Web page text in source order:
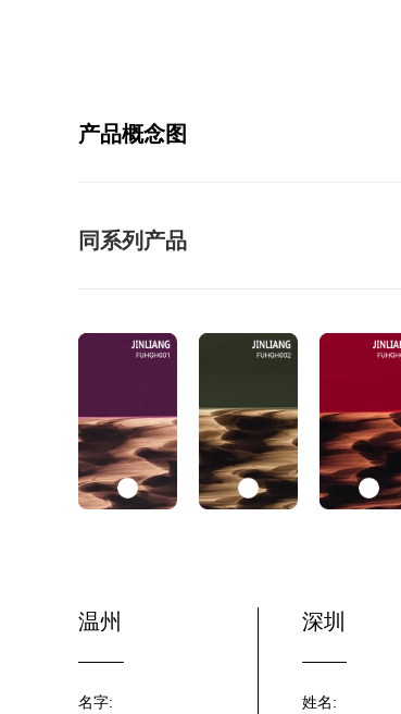
产品概念图
同系列产品
温州
名字:
深圳
姓名: